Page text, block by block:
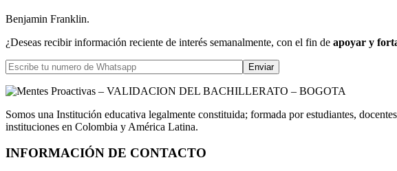
Benjamin Franklin.
¿Deseas recibir información reciente de interés semanalmente, con el fin de apoyar y
Somos una Institución educativa legalmente constituida; formada por estudiantes,
instituciones en Colombia y América Latina.
INFORMACIÓN DE CONTACTO